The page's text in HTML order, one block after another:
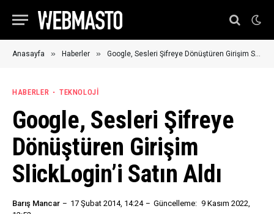
Anasayfa » Haberler » Google, Sesleri Şifreye Dönüştüren Girişim SlickLogin’i Satın Aldı
HABERLER TEKNOLOJI
Google, Sesleri Şifreye
Dönüştüren Girişim
SlickLogin’i Satın Aldı
Barış Mancar 17 Şubat 2014, 14:24 Güncelleme: 9 Kasım 2022,